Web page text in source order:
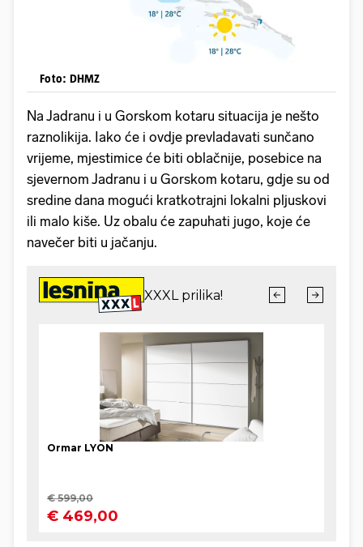
Foto: DHMZ
Na Jadranu i u Gorskom kotaru situacija je nešto
raznolikija. Iako će i ovdje prevladavati sunčano
vrijeme, mjestimice će biti oblačnije, posebice na
sjevernom Jadranu i u Gorskom kotaru, gdje su od
sredine dana mogući kratkotrajni lokalni pljuskovi
ili malo kiše. Uz obalu će zapuhati jugo, koje će
navečer biti u jačanju.